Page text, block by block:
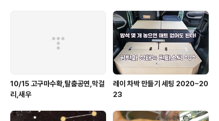
10/15 고구마수확,탈춤공연,막걸
리,새우
레이 차박 만들기 세팅 2020~20
23